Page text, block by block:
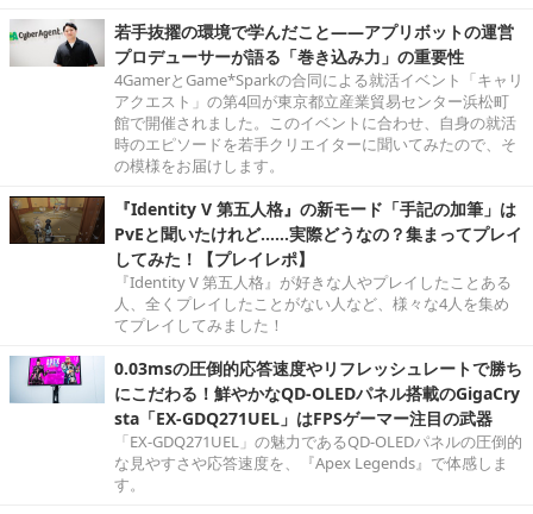
若手抜擢の環境で学んだこと――アプリボットの運営
プロデューサーが語る「巻き込み力」の重要性
4GamerとGame*Sparkの合同による就活イベント「キャリ
アクエスト」の第4回が東京都立産業貿易センター浜松町
館で開催されました。このイベントに合わせ、自身の就活
時のエピソードを若手クリエイターに聞いてみたので、そ
の模様をお届けします。
『Identity V 第五人格』の新モード「手記の加筆」は
PvEと聞いたけれど……実際どうなの？集まってプレイ
してみた！【プレイレポ】
『Identity V 第五人格』が好きな人やプレイしたことある
人、全くプレイしたことがない人など、様々な4人を集め
てプレイしてみました！
0.03msの圧倒的応答速度やリフレッシュレートで勝ち
にこだわる！鮮やかなQD-OLEDパネル搭載のGigaCry
sta「EX-GDQ271UEL」はFPSゲーマー注目の武器
「EX-GDQ271UEL」の魅力であるQD-OLEDパネルの圧倒的
な見やすさや応答速度を、『Apex Legends』で体感しま
す。